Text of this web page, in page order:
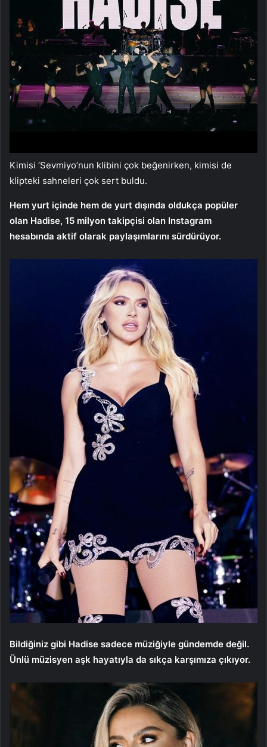
Kimisi ‘Sevmiyo’nun klibini çok beğenirken, kimisi de
klipteki sahneleri çok sert buldu.
Hem yurt içinde hem de yurt dışında oldukça popüler
olan Hadise, 15 milyon takipçisi olan Instagram
hesabında aktif olarak paylaşımlarını sürdürüyor.
Bildiğiniz gibi Hadise sadece müziğiyle gündemde değil.
Ünlü müzisyen aşk hayatıyla da sıkça karşımıza çıkıyor.